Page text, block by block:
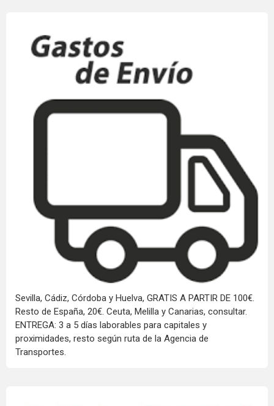
Sevilla, Cádiz, Córdoba y Huelva, GRATIS A PARTIR DE 100€.
Resto de España, 20€. Ceuta, Melilla y Canarias, consultar.
ENTREGA: 3 a 5 días laborables para capitales y
proximidades, resto según ruta de la Agencia de
Transportes.